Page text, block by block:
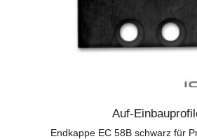
Auf-
Endkappe EC 58B schwarz für